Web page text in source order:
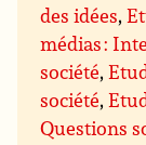
des idées,
médias :
société,
société,
Questions